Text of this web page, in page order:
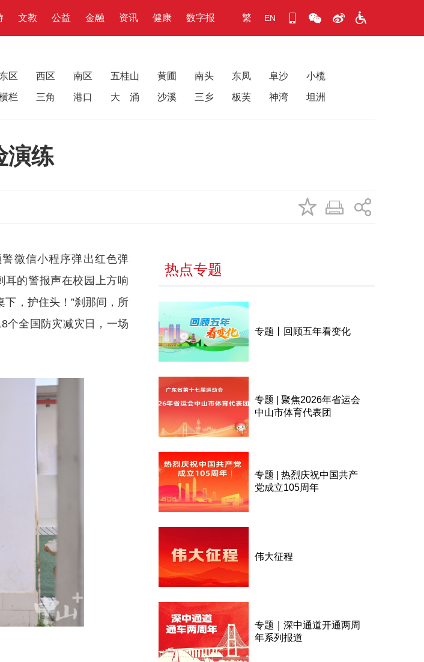
文教 公益 金融 资讯 健康 数字报 繁 EN
东区 西区 南区 五桂山 黄圃 南头 东凤 阜沙 小榄
栏 三角 港口 大 涌 沙溪 三乡 板芙 神湾 坦洲
演练
微信小程序弹出红色弹
耳的警报声在校园上方响
，护住头！”刹那间，所
个全国防灾减灾日，一场
热点专题
专题丨回顾五年看变化
专题 | 聚焦2026年省运会
中山市体育代表团
专题 | 热烈庆祝中国共产
党成立105周年
伟大征程
专题｜深中通道开通两周
年系列报道